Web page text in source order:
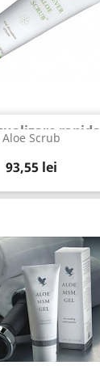
Aloe Scrub
Pret
93,55 lei
rapida